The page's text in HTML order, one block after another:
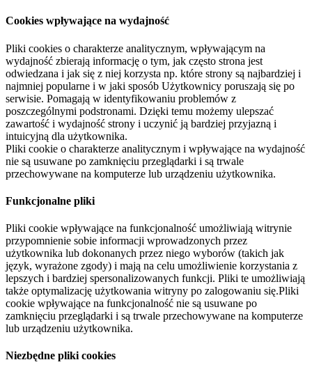
Cookies wpływające na wydajność
Pliki cookies o charakterze analitycznym, wpływającym na
wydajność zbierają informację o tym, jak często strona jest
odwiedzana i jak się z niej korzysta np. które strony są najbardziej i
najmniej popularne i w jaki sposób Użytkownicy poruszają się po
serwisie. Pomagają w identyfikowaniu problemów z
poszczególnymi podstronami. Dzięki temu możemy ulepszać
zawartość i wydajność strony i uczynić ją bardziej przyjazną i
intuicyjną dla użytkownika.
Pliki cookie o charakterze analitycznym i wpływające na wydajność
nie są usuwane po zamknięciu przeglądarki i są trwale
przechowywane na komputerze lub urządzeniu użytkownika.
Funkcjonalne pliki
Pliki cookie wpływające na funkcjonalność umożliwiają witrynie
przypomnienie sobie informacji wprowadzonych przez
użytkownika lub dokonanych przez niego wyborów (takich jak
język, wyrażone zgody) i mają na celu umożliwienie korzystania z
lepszych i bardziej spersonalizowanych funkcji. Pliki te umożliwiają
także optymalizację użytkowania witryny po zalogowaniu się.Pliki
cookie wpływające na funkcjonalność nie są usuwane po
zamknięciu przeglądarki i są trwale przechowywane na komputerze
lub urządzeniu użytkownika.
Niezbędne pliki cookies